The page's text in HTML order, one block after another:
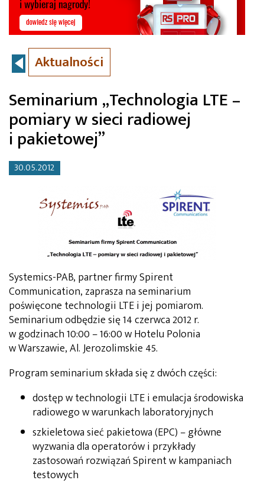
Aktualności
Seminarium „Technologia LTE –
pomiary w sieci radiowej
i pakietowej”
30.05.2012
Systemics-PAB, partner firmy Spirent
Communication, zaprasza na seminarium
poświęcone technologii LTE i jej pomiarom.
Seminarium odbędzie się 14 czerwca 2012 r.
w godzinach 10:00 – 16:00 w Hotelu Polonia
w Warszawie, Al. Jerozolimskie 45.
Program seminarium składa się z dwóch części:
dostęp w technologii LTE i emulacja środowiska
radiowego w warunkach laboratoryjnych
szkieletowa sieć pakietowa (EPC) – główne
wyzwania dla operatorów i przykłady
zastosowań rozwiązań Spirent w kampaniach
testowych